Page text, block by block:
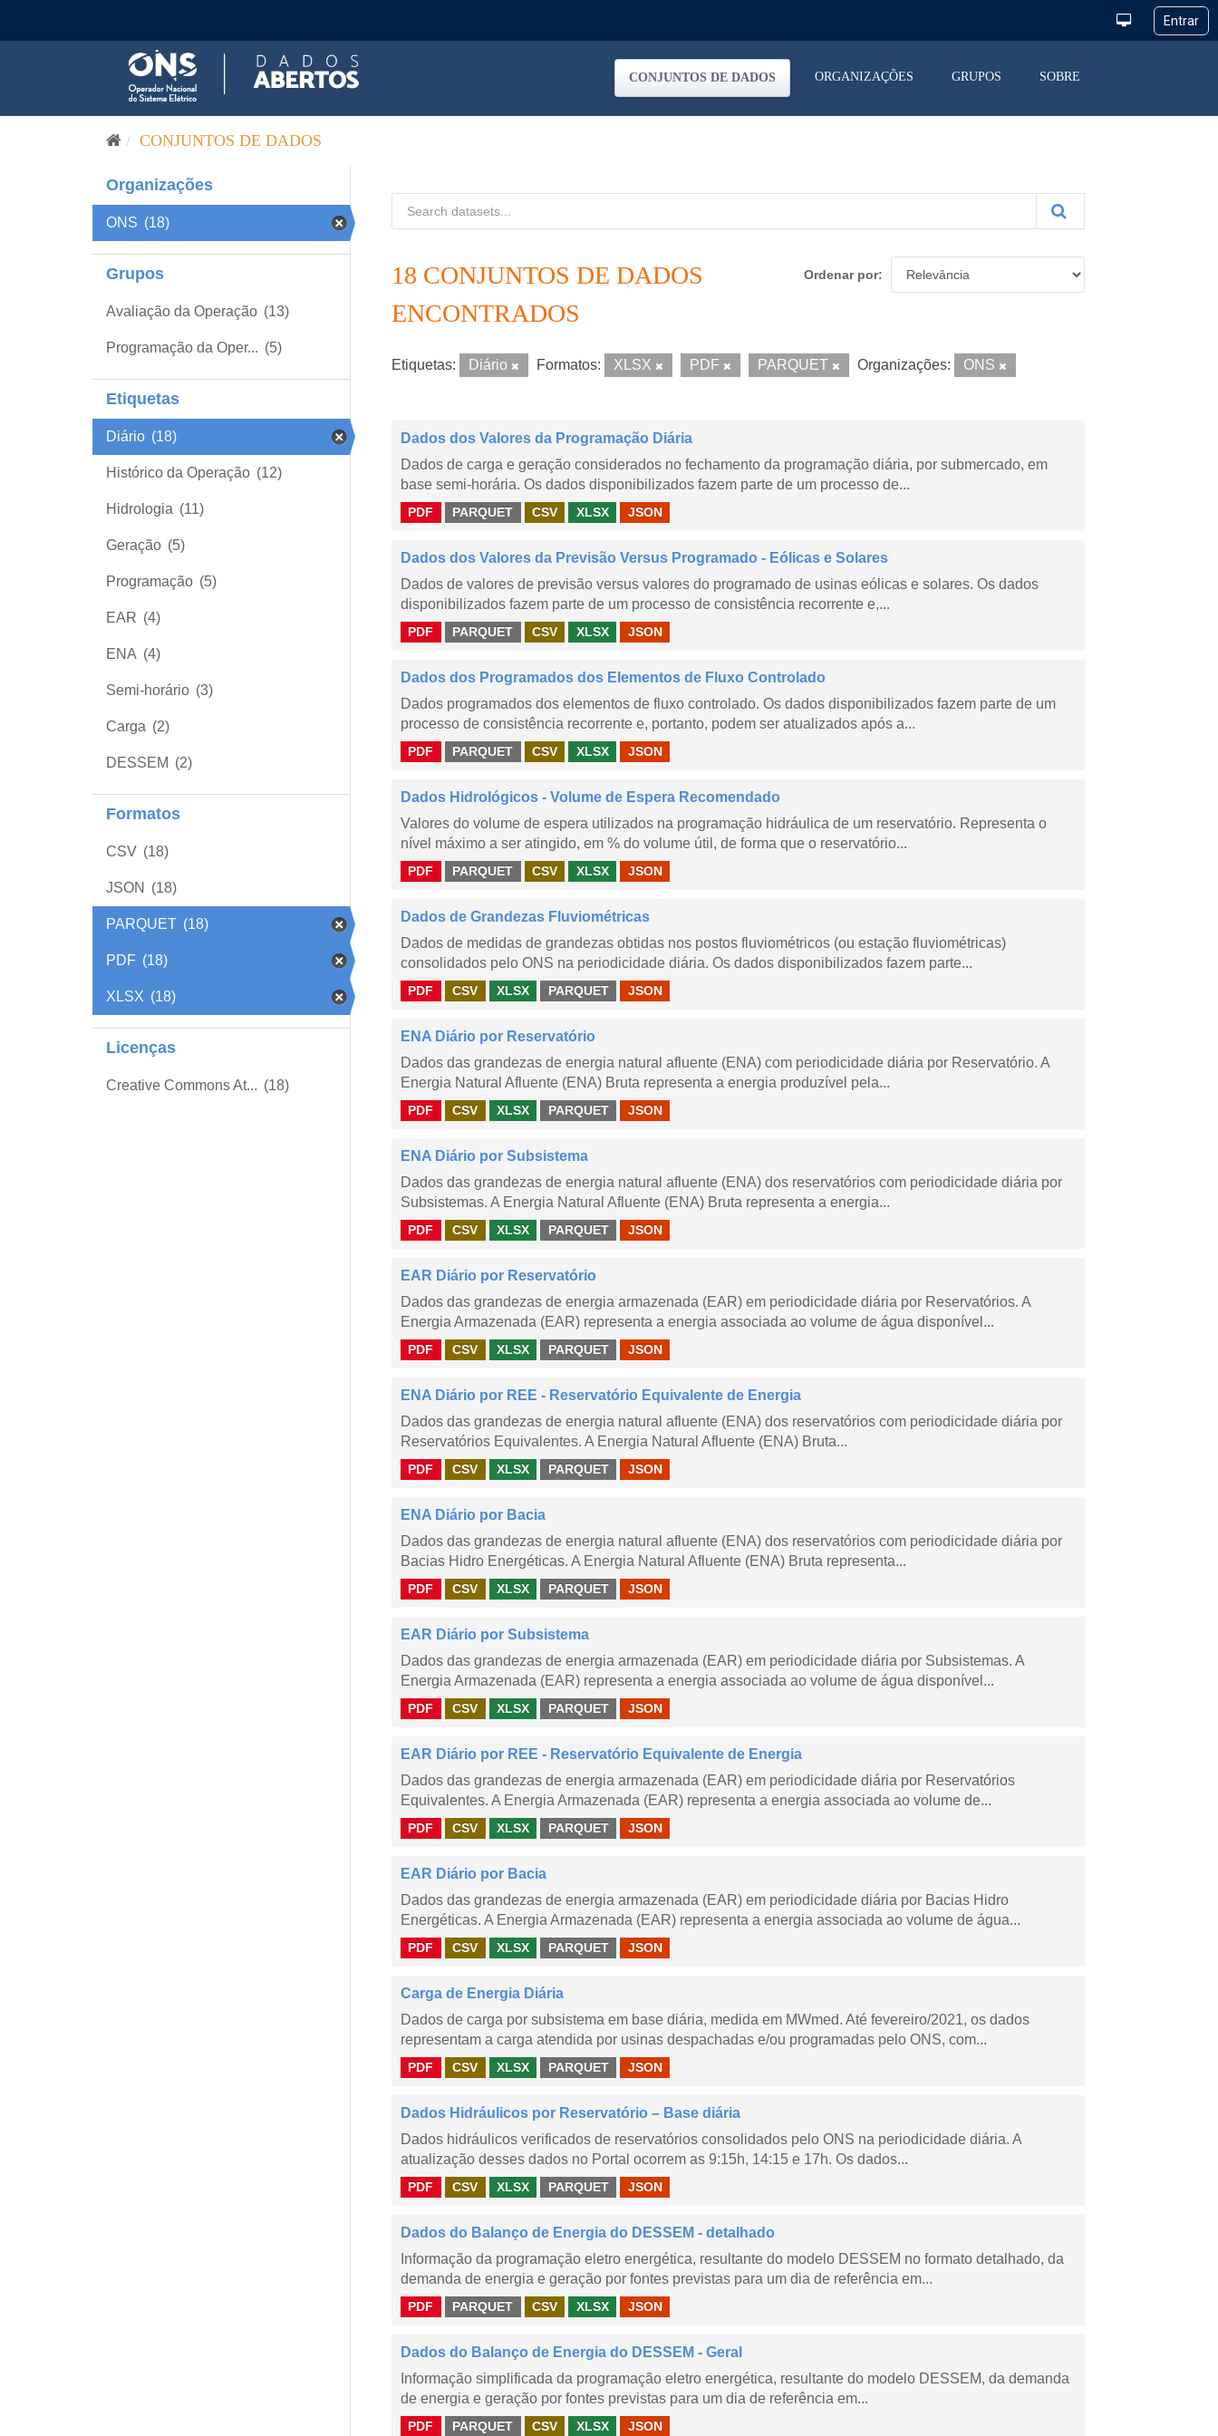
CONJUNTOS DE DADOS ORGANIZAÇÕES GRUPOS SOBRE
CONJUNTOS DE DADOS
Organizações
ONS (18)
Grupos
Avaliação da Operação (13)
Programação da Oper... (5)
Etiquetas
Diário (18)
Histórico da Operação (12)
Hidrologia (11)
Geração (5)
Programação (5)
EAR (4)
ENA (4)
Semi-horário (3)
Carga (2)
DESSEM (2)
Formatos
CSV (18)
JSON (18)
PARQUET (18)
PDF (18)
XLSX (18)
Licenças
Creative Commons At... (18)
Ordenar por
18 CONJUNTOS DE DADOS
ENCONTRADOS
Etiquetas: Diário Formatos: XLSX PDF PARQUET Organizações: ONS
Dados dos Valores da Programação Diária
Dados de carga e geração considerados no fechamento da programação diária, por submercado, em
base semi-horária. Os dados disponibilizados fazem parte de um processo de...
PDF PARQUET CSV XLSX JSON
Dados dos Valores da Previsão Versus Programado - Eólicas e Solares
Dados de valores de previsão versus valores do programado de usinas eólicas e solares. Os dados
disponibilizados fazem parte de um processo de consistência recorrente e,...
PDF PARQUET CSV XLSX JSON
Dados dos Programados dos Elementos de Fluxo Controlado
Dados programados dos elementos de fluxo controlado. Os dados disponibilizados fazem parte de um
processo de consistência recorrente e, portanto, podem ser atualizados após a...
PDF PARQUET CSV XLSX JSON
Dados Hidrológicos - Volume de Espera Recomendado
Valores do volume de espera utilizados na programação hidráulica de um reservatório. Representa o
nível máximo a ser atingido, em % do volume útil, de forma que o reservatório...
PDF PARQUET CSV XLSX JSON
Dados de Grandezas Fluviométricas
Dados de medidas de grandezas obtidas nos postos fluviométricos (ou estação fluviométricas)
consolidados pelo ONS na periodicidade diária. Os dados disponibilizados fazem parte...
PDF CSV XLSX PARQUET JSON
ENA Diário por Reservatório
Dados das grandezas de energia natural afluente (ENA) com periodicidade diária por Reservatório. A
Energia Natural Afluente (ENA) Bruta representa a energia produzível pela...
PDF CSV XLSX PARQUET JSON
ENA Diário por Subsistema
Dados das grandezas de energia natural afluente (ENA) dos reservatórios com periodicidade diária por
Subsistemas. A Energia Natural Afluente (ENA) Bruta representa a energia...
PDF CSV XLSX PARQUET JSON
EAR Diário por Reservatório
Dados das grandezas de energia armazenada (EAR) em periodicidade diária por Reservatórios. A
Energia Armazenada (EAR) representa a energia associada ao volume de água disponível...
PDF CSV XLSX PARQUET JSON
ENA Diário por REE - Reservatório Equivalente de Energia
Dados das grandezas de energia natural afluente (ENA) dos reservatórios com periodicidade diária por
Reservatórios Equivalentes. A Energia Natural Afluente (ENA) Bruta...
PDF CSV XLSX PARQUET JSON
ENA Diário por Bacia
Dados das grandezas de energia natural afluente (ENA) dos reservatórios com periodicidade diária por
Bacias Hidro Energéticas. A Energia Natural Afluente (ENA) Bruta representa...
PDF CSV XLSX PARQUET JSON
EAR Diário por Subsistema
Dados das grandezas de energia armazenada (EAR) em periodicidade diária por Subsistemas. A
Energia Armazenada (EAR) representa a energia associada ao volume de água disponível...
PDF CSV XLSX PARQUET JSON
EAR Diário por REE - Reservatório Equivalente de Energia
Dados das grandezas de energia armazenada (EAR) em periodicidade diária por Reservatórios
Equivalentes. A Energia Armazenada (EAR) representa a energia associada ao volume de...
PDF CSV XLSX PARQUET JSON
EAR Diário por Bacia
Dados das grandezas de energia armazenada (EAR) em periodicidade diária por Bacias Hidro
Energéticas. A Energia Armazenada (EAR) representa a energia associada ao volume de água...
PDF CSV XLSX PARQUET JSON
Carga de Energia Diária
Dados de carga por subsistema em base diária, medida em MWmed. Até fevereiro/2021, os dados
representam a carga atendida por usinas despachadas e/ou programadas pelo ONS, com...
PDF CSV XLSX PARQUET JSON
Dados Hidráulicos por Reservatório – Base diária
Dados hidráulicos verificados de reservatórios consolidados pelo ONS na periodicidade diária. A
atualização desses dados no Portal ocorrem as 9:15h, 14:15 e 17h. Os dados...
PDF CSV XLSX PARQUET JSON
Dados do Balanço de Energia do DESSEM - detalhado
Informação da programação eletro energética, resultante do modelo DESSEM no formato detalhado, da
demanda de energia e geração por fontes previstas para um dia de referência em...
PDF PARQUET CSV XLSX JSON
Dados do Balanço de Energia do DESSEM - Geral
Informação simplificada da programação eletro energética, resultante do modelo DESSEM, da demanda
de energia e geração por fontes previstas para um dia de referência em...
PDF PARQUET CSV XLSX JSON